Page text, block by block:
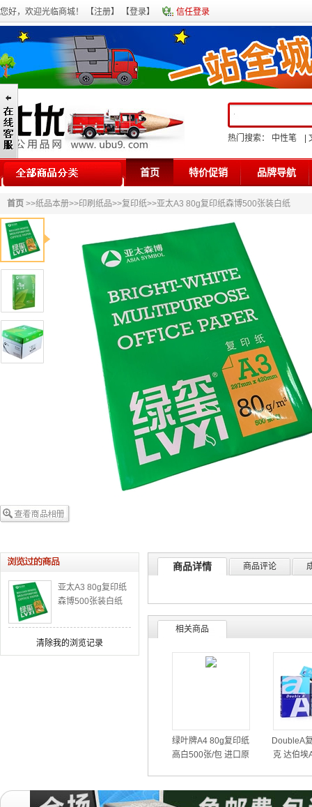
您好，欢迎光临商城！ 【注册】 【登录】 信任登录
热门搜索： 中性笔
首页 特价促销 品牌导航
首页 >>纸品本册>>印刷纸品>>复印纸>>亚太A3 80g复印纸森博500张装白纸
亚太A3 80g复印纸
森博500张装白纸
清除我的浏览记录
商品详情 商品评论
相关商品
绿叶牌A4 80g复印纸
高白500张/包 进口原
DoubleA
克 达伯埃